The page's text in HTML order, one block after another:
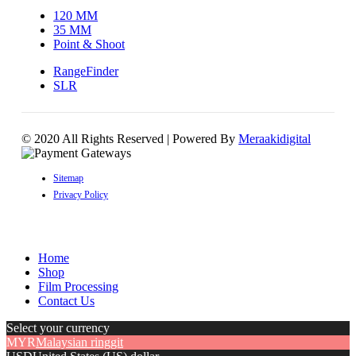
120 MM
35 MM
Point & Shoot
RangeFinder
SLR
© 2020 All Rights Reserved | Powered ByMeraakidigital
Sitemap
Privacy Policy
Home
Shop
Film Processing
Contact Us
Select your currency
MYRMalaysian ringgit